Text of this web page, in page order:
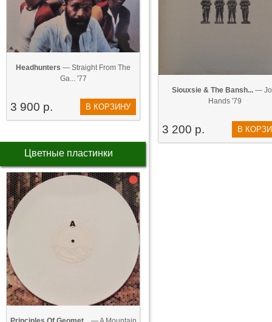
Headhunters — Straight From The
Ga... '77
3 900 р. В КОРЗИНУ
Цветные пластинки
Siouxsie & The Bansh... —
Hands '79
3 200 р. В